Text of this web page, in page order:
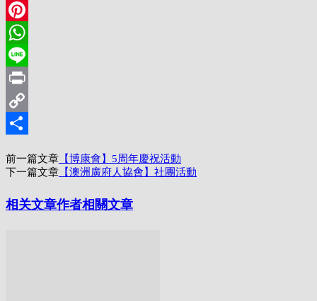
LinkedIn
Pinterest
WhatsApp
Line
Print
Copy
享
前一篇文章 【博康會】5周年慶祝活動
下一篇文章 【澳洲廣府人協會】社團活動
相关文章作者相關文章